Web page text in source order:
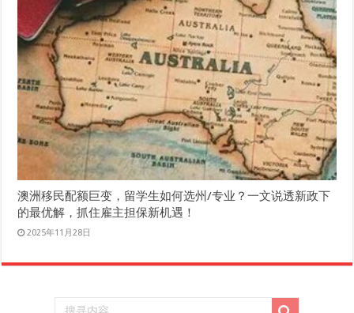
澳洲移民配额巨变，留学生如何选州/专业？一文说透新政下
的最优解，抓住雇主担保新机遇！
2025年11月28日